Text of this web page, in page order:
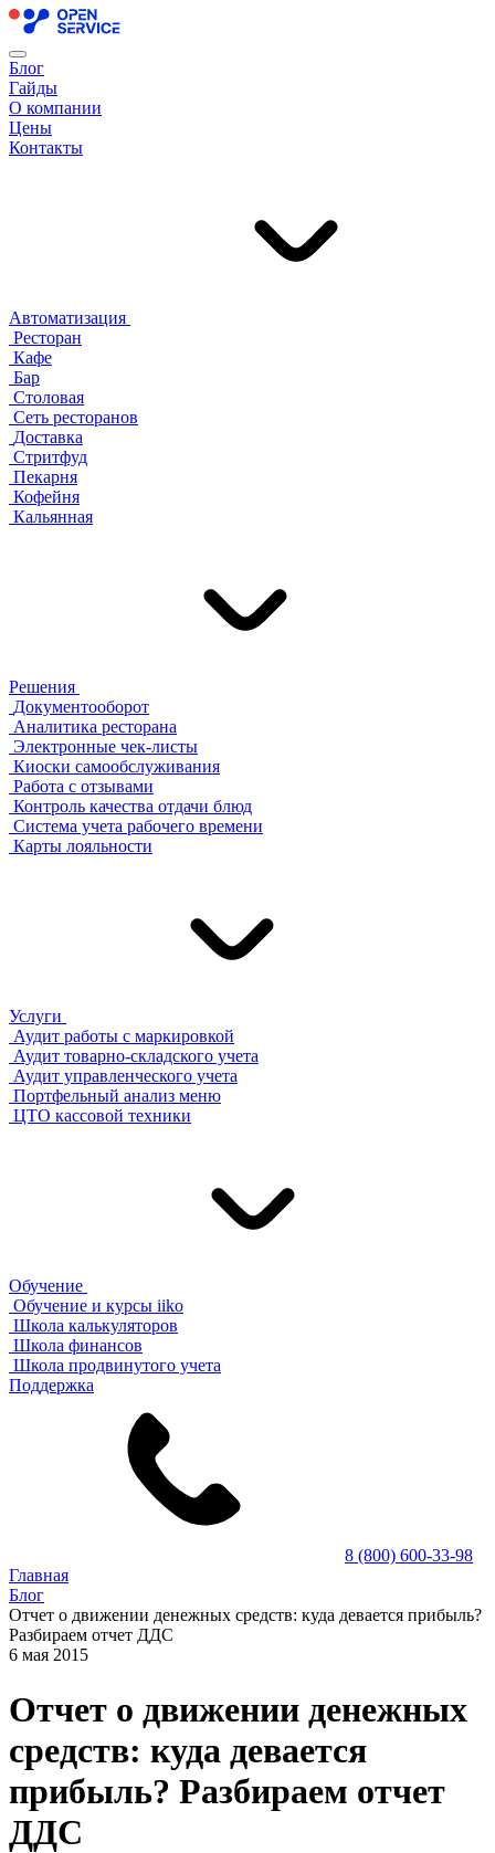
Блог
Гайды
О компании
Цены
Контакты
Автоматизация
Ресторан
Кафе
Бар
Столовая
Сеть ресторанов
Доставка
Стритфуд
Пекарня
Кофейня
Кальянная
Решения
Документооборот
Аналитика ресторана
Электронные чек-листы
Киоски самообслуживания
Работа с отзывами
Контроль качества отдачи блюд
Система учета рабочего времени
Карты лояльности
Услуги
Аудит работы с маркировкой
Аудит товарно-складского учета
Аудит управленческого учета
Портфельный анализ меню
ЦТО кассовой техники
Обучение
Обучение и курсы iiko
Школа калькуляторов
Школа финансов
Школа продвинутого учета
Поддержка
8 (800) 600-33-98
Главная
Блог
Отчет о движении денежных средств: куда девается прибыль?
Разбираем отчет ДДС
6 мая 2015
Отчет о движении денежных
средств: куда девается
прибыль? Разбираем отчет
ДДС